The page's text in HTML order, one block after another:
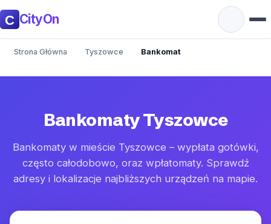
CityOn
Strona Główna Tyszowce Bankomat
Bankomaty Tyszowce
Bankomaty w mieście Tyszowce – wypłata gotówki,
często całodobowo, oraz wpłatomaty. Sprawdź
adresy i lokalizacje najbliższych urządzeń na mapie.